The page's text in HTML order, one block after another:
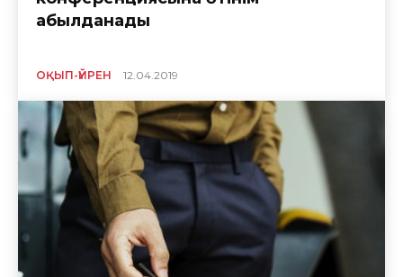
қабылданады
ОҚЫП-ҮЙРЕН 12.04.2019